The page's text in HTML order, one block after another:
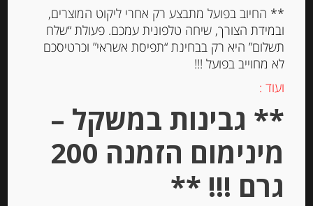
-
הוספה לסל
** החיוב בפועל מתבצע רק אחרי ליקוט המוצרים,
ובמידת הצורך, שיחה טלפונית עמכם. פעולת “שלח
תשלום” היא רק בבחינת “תפיסת אשראי” וכרטיסכם
לא מחוייב בפועל !!!
ועוד :
** גבינות במשקל –
מינימום הזמנה 200
גרם !!! **